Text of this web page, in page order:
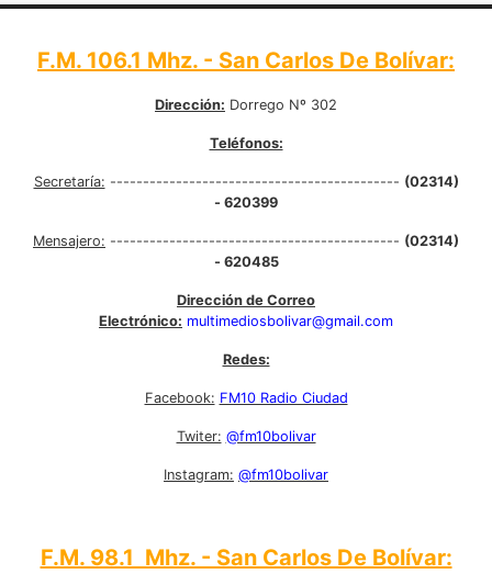
F.M. 106.1 Mhz. - San Carlos De Bolívar:
Dirección: Dorrego Nº 302
Teléfonos:
Secretaría: -------------------------------------------- (02314)
- 620399
Mensajero: -------------------------------------------- (02314)
- 620485
Dirección de Correo
Electrónico: multimediosbolivar@gmail.com
Redes:
Facebook: FM10 Radio Ciudad
Twiter: @fm10bolivar
Instagram: @fm10bolivar
F.M. 98.1 Mhz. - San Carlos De Bolívar: